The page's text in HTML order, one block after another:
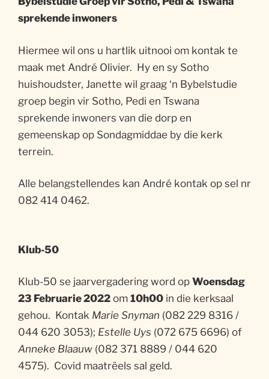
sprekende inwoners
Hiermee wil ons u hartlik uitnooi om kontak te
maak met André Olivier. Hy en sy Sotho
huishoudster, Janette wil graag ‘n Bybelstudie
groep begin vir Sotho, Pedi en Tswana
sprekende inwoners van die dorp en
gemeenskap op Sondagmiddae by die kerk
terrein.
Alle belangstellendes kan André kontak op sel nr
082 414 0462.
Klub-50
Klub-50 se jaarvergadering word op Woensdag
23 Februarie 2022 om 10h00 in die kerksaal
gehou. Kontak Marie Snyman (082 229 8316 /
044 620 3053); Estelle Uys (072 675 6696) of
Anneke Blaauw (082 371 8889 / 044 620
4575). Covid maatrëels sal geld.